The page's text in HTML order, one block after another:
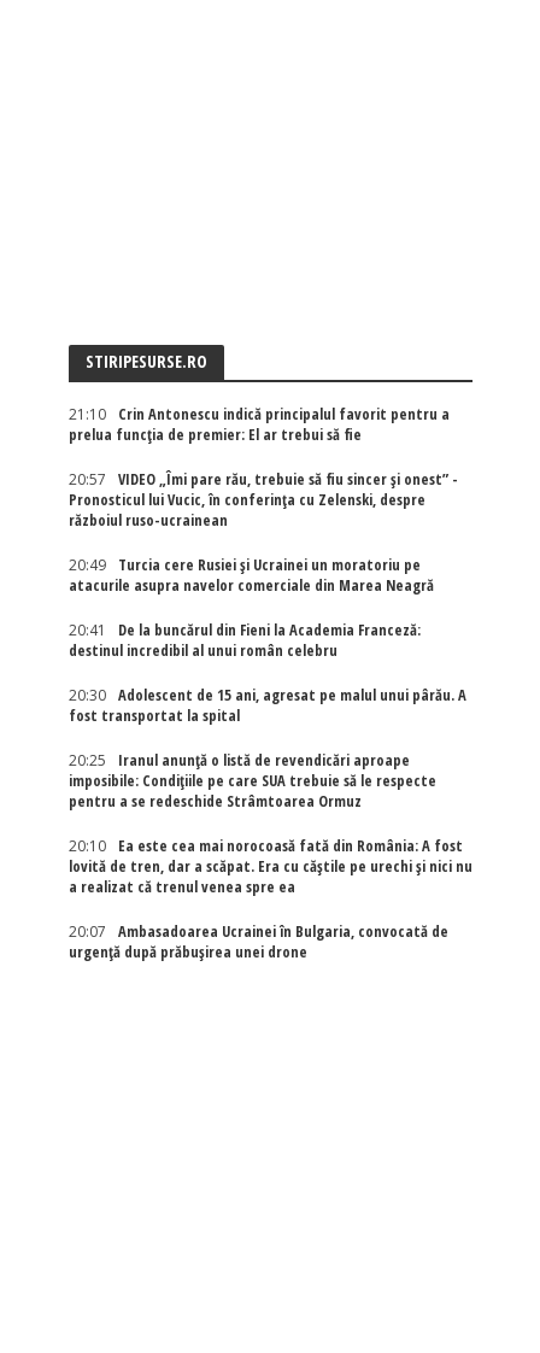
STIRIPESURSE.RO
21:10
Crin Antonescu indică principalul favorit pentru a
prelua funcția de premier: El ar trebui să fie
20:57
VIDEO „Îmi pare rău, trebuie să fiu sincer și onest” -
Pronosticul lui Vucic, în conferința cu Zelenski, despre
războiul ruso-ucrainean
20:49
Turcia cere Rusiei și Ucrainei un moratoriu pe
atacurile asupra navelor comerciale din Marea Neagră
20:41
De la buncărul din Fieni la Academia Franceză:
destinul incredibil al unui român celebru
20:30
Adolescent de 15 ani, agresat pe malul unui pârău. A
fost transportat la spital
20:25
Iranul anunță o listă de revendicări aproape
imposibile: Condițiile pe care SUA trebuie să le respecte
pentru a se redeschide Strâmtoarea Ormuz
20:10
Ea este cea mai norocoasă fată din România: A fost
lovită de tren, dar a scăpat. Era cu căștile pe urechi și nici nu
a realizat că trenul venea spre ea
20:07
Ambasadoarea Ucrainei în Bulgaria, convocată de
urgență după prăbușirea unei drone